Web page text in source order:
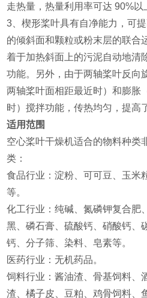
走热量，热量利用率可达 90%以
3、楔形桨叶具有自净能力，可
的倾斜面和颗粒或粉末层的联合
着于加热斜面上的污泥自动地清
功能。另外，由于两轴桨叶反向
两轴桨叶面相距最近时）和膨胀
时）搅拌功能，传热均匀，提高
适用范围
空心桨叶干燥机适合的物料种类
类‌：
食品行业‌：淀粉、可可豆、玉米
等‌。
化工行业‌：纯碱、氮磷钾复合肥
黑、磷石膏、硫酸钙、硝酸钙、
钙、分子筛、染料、皂素等‌。
‌医药行业‌：无机药品‌。
饲料行业‌：酱油渣、骨基饲料、
渣、橘子皮、豆粕、鸡骨饲料、